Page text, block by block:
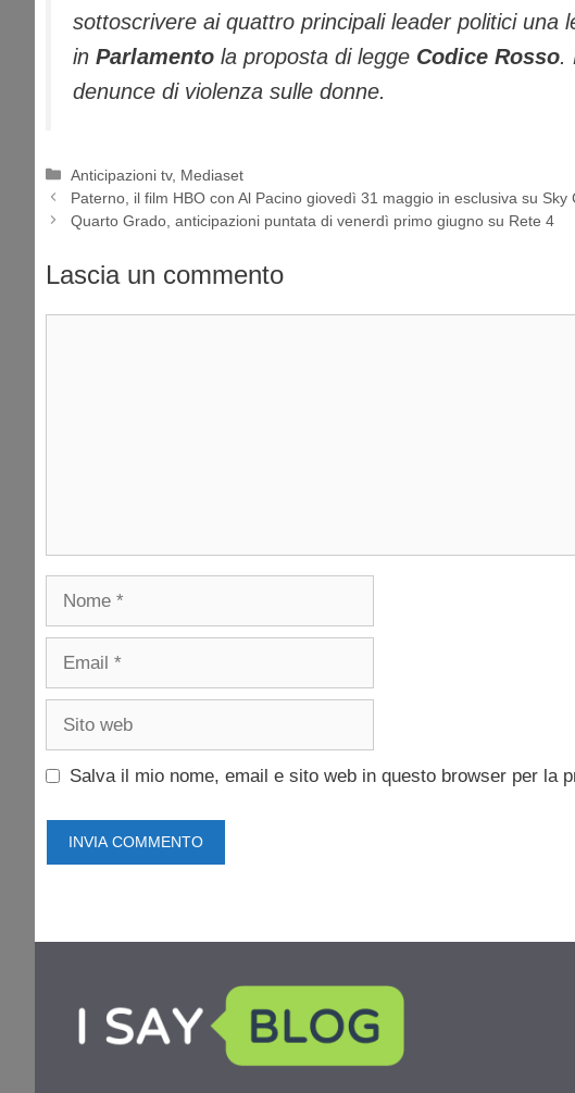
sottoscrivere ai quattro principali leader politici
in Parlamento la proposta di legge Codice Rosso.
denunce di violenza sulle donne.
Categorie
Anticipazioni tv, Mediaset
Paterno, il film HBO con Al Pacino giovedì 31 maggio in esclusiva su Sky
Quarto Grado, anticipazioni puntata di venerdì primo giugno su Rete 4
Lascia un commento
Nome
Email
Sito
Salva il mio nome, email e sito web in questo browser per la